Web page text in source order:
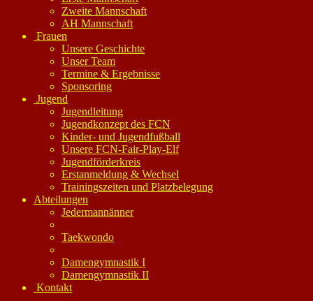
Zweite Mannschaft
AH Mannschaft
Frauen
Unsere Geschichte
Unser Team
Termine & Ergebnisse
Sponsoring
Jugend
Jugendleitung
Jugendkonzept des FCN
Kinder- und Jugendfußball
Unsere FCN-Fair-Play-Elf
Jugendförderkreis
Erstanmeldung & Wechsel
Trainingszeiten und Platzbelegung
Abteilungen
Jedermannänner
Taekwondo
Damengymnastik I
Damengymnastik II
Kontakt